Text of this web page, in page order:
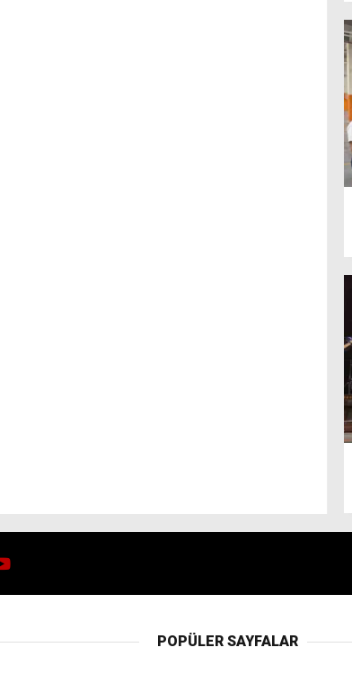
POPÜLER SAYFALAR